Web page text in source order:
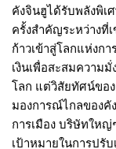
คังจินฮูได้รับพลังพิเ
ครั้งสำคัญระหว่างที่
ก้าวเข้าสู่โลกแห่งก
เงินเพื่อสะสมความ
โลก แต่วิสัยทัศน์ขอ
มองการณ์ไกลของคั
การเมือง บริษัทให
เป้าหมายในการปรั